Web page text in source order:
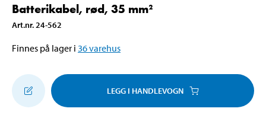
Batterikabel, rød, 35 mm²
Art.nr. 24-562
Finnes på lager i 36varehus
LEGG I HANDLEVOGN